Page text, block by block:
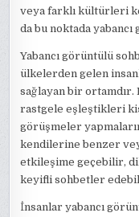
veya farklı kültürleri
da bu noktada
Yabancı görüntülü
ülkelerden gelen
sağlayan bir ortamdır.
rastgele eşleştikleri
görüşmeler
kendilerine benzer
etkileşime geçebilir,
keyifli sohbetler
İnsanlar yabancı